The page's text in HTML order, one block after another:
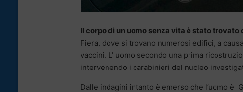
Il corpo di un uomo senza vita è stato
Fiera, dove si trovano numerosi edifici, a
vaccini. L’ uomo secondo una prima
intervenendo i carabinieri del nucleo
Dalle indagini intanto è emerso che l’uomo è